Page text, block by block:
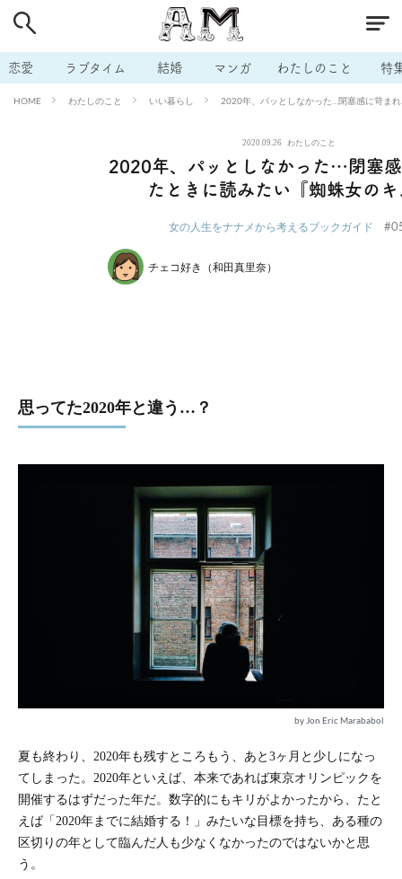
恋愛 ラブタイム 結婚 マンガ わたしのこと 特
HOME わたしのこと いい暮らし 2020年、パッとしなかった…閉塞感に苛ま
2020.09.26 わたしのこと
2020年、パッとしなかった…閉塞
たときに読みたい『蜘蛛女の
女の人生をナナメから考えるブックガイド
チェコ好き（和田真里奈）
思ってた2020年と違う…？
by Jon Eric Marababol
夏も終わり、2020年も残すところもう、あと3ヶ月と少しになっ
てしまった。2020年といえば、本来であれば東京オリンピックを
開催するはずだった年だ。数字的にもキリがよかったから、たと
えば「2020年までに結婚する！」みたいな目標を持ち、ある種の
区切りの年として臨んだ人も少なくなかったのではないかと思
う。
# 男の本音 # セフレ # 不倫
# 出会う方法 # マッチングアプリ # ラブグッズ # 体の相